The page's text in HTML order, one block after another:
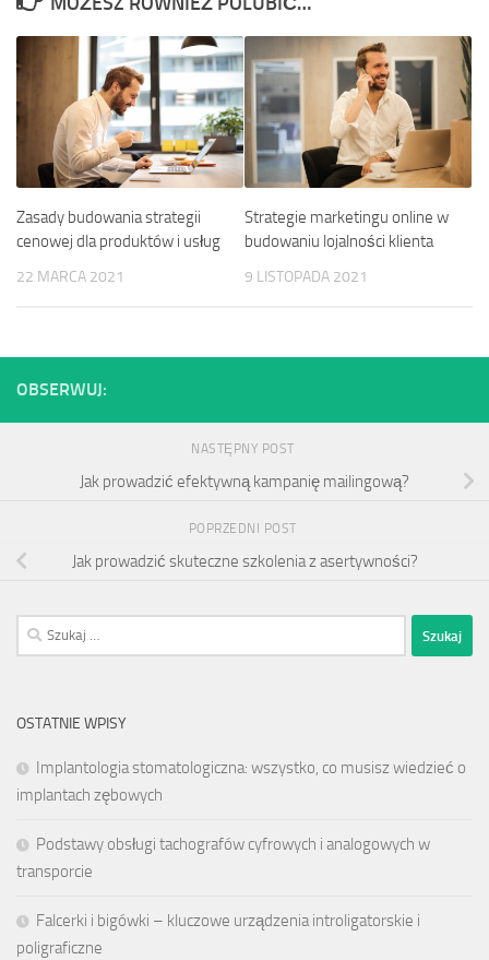
Zasady budowania strategii
cenowej dla produktów i usług
22 MARCA 2021
Strategie marketingu online w
budowaniu lojalności klienta
9 LISTOPADA 2021
OBSERWUJ:
NASTĘPNY POST
Jak prowadzić efektywną kampanię mailingową?
POPRZEDNI POST
Jak prowadzić skuteczne szkolenia z asertywności?
Szukaj:
OSTATNIE WPISY
Implantologia stomatologiczna: wszystko, co musisz wiedzieć o
implantach zębowych
Podstawy obsługi tachografów cyfrowych i analogowych w
transporcie
Falcerki i bigówki – kluczowe urządzenia introligatorskie i
poligraficzne